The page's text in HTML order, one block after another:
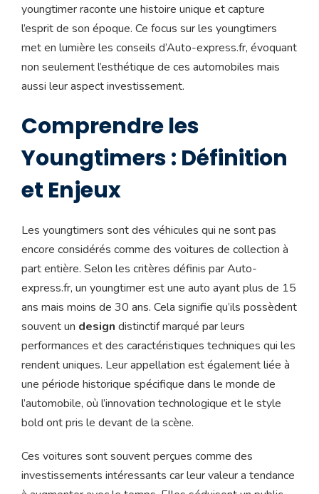
youngtimer raconte une histoire unique et capture
l’esprit de son époque. Ce focus sur les youngtimers
met en lumière les conseils d’Auto-express.fr, évoquant
non seulement l’esthétique de ces automobiles mais
aussi leur aspect investissement.
Comprendre les
Youngtimers : Définition
et Enjeux
Les youngtimers sont des véhicules qui ne sont pas
encore considérés comme des voitures de collection à
part entière. Selon les critères définis par Auto-
express.fr, un youngtimer est une auto ayant plus de 15
ans mais moins de 30 ans. Cela signifie qu’ils possèdent
souvent un design distinctif marqué par leurs
performances et des caractéristiques techniques qui les
rendent uniques. Leur appellation est également liée à
une période historique spécifique dans le monde de
l’automobile, où l’innovation technologique et le style
bold ont pris le devant de la scène.
Ces voitures sont souvent perçues comme des
investissements intéressants car leur valeur a tendance